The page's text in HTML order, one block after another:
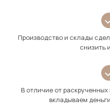
Производство и склады
снизить
В отличие от
вкладываем